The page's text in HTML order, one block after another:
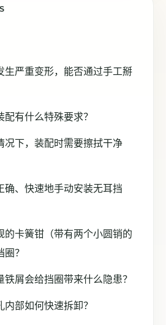
生严重变形，能否通过手工掰
有什么特殊要求？
况下，装配时需要擦拭干净
确、快速地手动安装无耳挡
的卡簧钳（带有两个小圆销的
？
屑会给挡圈带来什么隐患？
部如何快速拆卸？